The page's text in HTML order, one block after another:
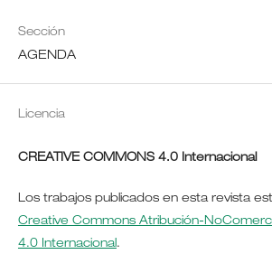
Sección
AGENDA
Licencia
CREATIVE COMMONS 4.0 Internacional
Los trabajos publicados en esta revista
Creative Commons Atribución-
4.0 Internacional.